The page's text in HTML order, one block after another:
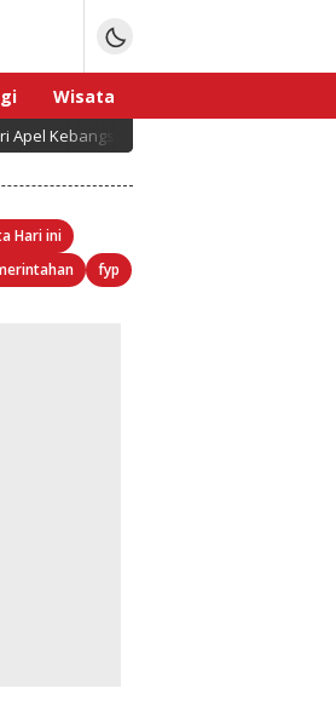
Wisata
Apel Kebangsaan “Jaga Jakarta untuk
Hari ini
fyp